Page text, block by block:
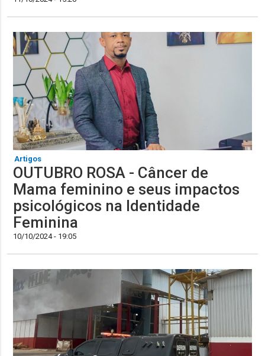
Artigos
OUTUBRO ROSA - Câncer de
Mama feminino e seus impactos
psicológicos na Identidade
Feminina
10/10/2024 - 19:05